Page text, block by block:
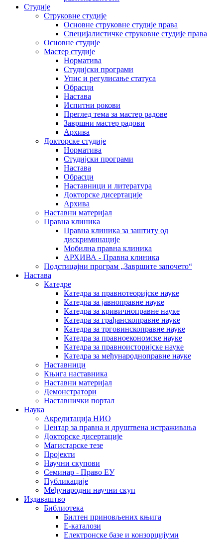
Студије
Струковне студије
Основне струковне студије права
Специјалистичке струковне студије права
Основне студије
Мастер студије
Норматива
Студијски програми
Упис и регулисање статуса
Обрасци
Настава
Испитни рокови
Преглед тема за мастер радове
Завршни мастер радови
Архива
Докторске студије
Норматива
Студијски програми
Настава
Обрасци
Наставници и литература
Докторске дисертације
Архива
Наставни материјал
Правна клиника
Правна клиника за заштиту од
дискриминације
Мобилна правна клиника
АРХИВА - Правна клиника
Подстицајни програм „Завршите започето“
Настава
Катедре
Катедра за правнотеоријске науке
Катедра за јавноправне науке
Катедра за кривичноправне науке
Катедра за грађанскоправне науке
Катедра за трговинскоправне науке
Катедра за правноекономске науке
Катедра за правноисторијске науке
Катедра за међународноправне науке
Наставници
Књига наставника
Наставни материјал
Демонстратори
Наставнички портал
Наука
Акредитација НИО
Центар за правна и друштвена истраживања
Докторске дисертације
Магистарске тезе
Пројекти
Научни скупови
Семинар - Право ЕУ
Публикације
Међународни научни скуп
Издаваштво
Библиотека
Билтен приновљених књига
Е-каталози
Електронске базе и конзорцијуми